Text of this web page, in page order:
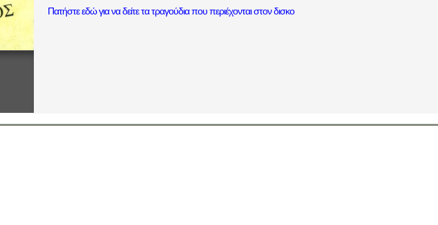
Πατήστε εδώ για να δείτε τα τραγούδια που περιέχονται στον δισκο